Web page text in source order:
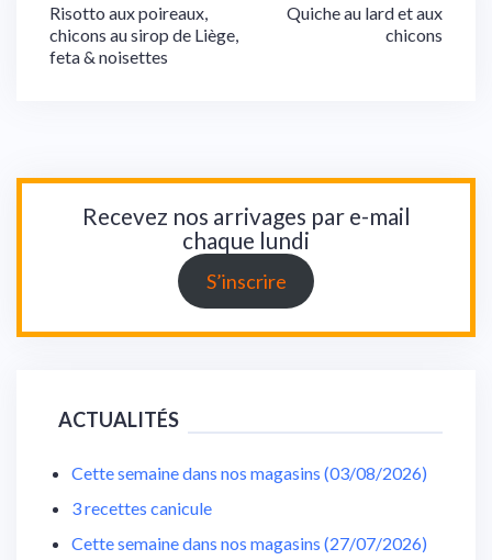
Navigation
de
l’article
Risotto aux poireaux,
chicons au sirop de Liège,
feta & noisettes
Quiche au lard et aux
chicons
Recevez nos arrivages par e-mail
chaque lundi
S’inscrire
ACTUALITÉS
Cette semaine dans nos magasins (03/08/2026)
3 recettes canicule
Cette semaine dans nos magasins (27/07/2026)